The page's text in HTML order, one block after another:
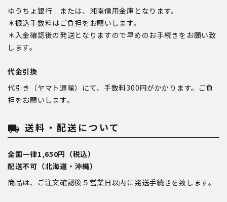
ゆうちょ銀行 または、湘南信用金庫となります。
＊振込手数料はご負担をお願いします。
＊入金確認後の発送となりますので早めのお手続きをお願い致
します。
代金引換
代引き（ヤマト運輸）にて、手数料300円がかかります。ご負
担をお願いします。
local_shipping 送料・配送について
全国一律1,650円（税込）
配送不可（北海道・沖縄）
商品は、ご注文確認後５営業日以内に発送手続きを致します。